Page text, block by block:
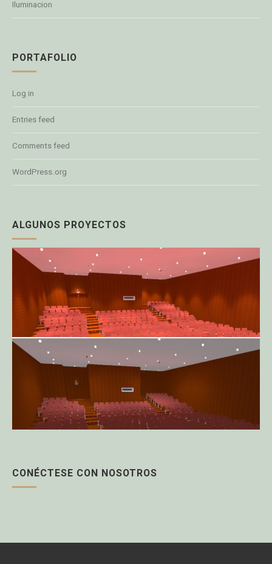
Iluminacion
PORTAFOLIO
Log in
Entries feed
Comments feed
WordPress.org
ALGUNOS PROYECTOS
CONÉCTESE CON NOSOTROS